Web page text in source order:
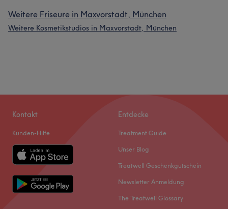
Weitere Friseure in Maxvorstadt, München
Weitere Kosmetikstudios in Maxvorstadt, München
Kontakt
Kunden-Hilfe
Entdecke
Treatment Guide
Unser Blog
Treatwell Geschenkgutschein
Newsletter Anmeldung
The Treatwell Glossary